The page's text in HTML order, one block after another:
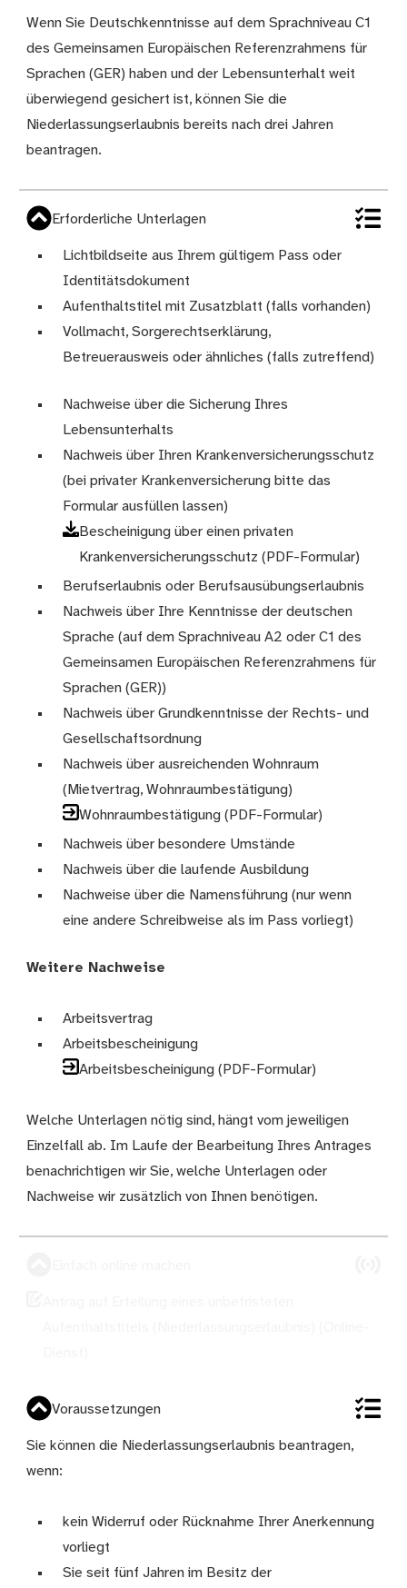
Wenn Sie Deutschkenntnisse auf dem Sprachniveau C1
des Gemeinsamen Europäischen Referenzrahmens für
Sprachen (GER) haben und der Lebensunterhalt weit
überwiegend gesichert ist, können Sie die
Niederlassungserlaubnis bereits nach drei Jahren
beantragen.
Erforderliche Unterlagen
Lichtbildseite aus Ihrem gültigem Pass oder
Identitätsdokument
Aufenthaltstitel mit Zusatzblatt (falls vorhanden)
Vollmacht, Sorgerechtserklärung,
Betreuerausweis oder ähnliches (falls zutreffend)
Nachweise über die Sicherung Ihres
Lebensunterhalts
Nachweis über Ihren Krankenversicherungsschutz
(bei privater Krankenversicherung bitte das
Formular ausfüllen lassen)
Bescheinigung über einen privaten
Krankenversicherungsschutz (PDF-Formular)
Berufserlaubnis oder Berufsausübungserlaubnis
Nachweis über Ihre Kenntnisse der deutschen
Sprache (auf dem Sprachniveau A2 oder C1 des
Gemeinsamen Europäischen Referenzrahmens für
Sprachen (GER))
Nachweis über Grundkenntnisse der Rechts- und
Gesellschaftsordnung
Nachweis über ausreichenden Wohnraum
(Mietvertrag, Wohnraumbestätigung)
Wohnraumbestätigung (PDF-Formular)
Nachweis über besondere Umstände
Nachweis über die laufende Ausbildung
Nachweise über die Namensführung (nur wenn
eine andere Schreibweise als im Pass vorliegt)
Weitere Nachweise
Arbeitsvertrag
Arbeitsbescheinigung
Arbeitsbescheinigung (PDF-Formular)
Welche Unterlagen nötig sind, hängt vom jeweiligen
Einzelfall ab. Im Laufe der Bearbeitung Ihres Antrages
benachrichtigen wir Sie, welche Unterlagen oder
Nachweise wir zusätzlich von Ihnen benötigen.
Voraussetzungen
Sie können die Niederlassungserlaubnis beantragen,
wenn:
kein Widerruf oder Rücknahme Ihrer Anerkennung
vorliegt
Sie seit fünf Jahren im Besitz der